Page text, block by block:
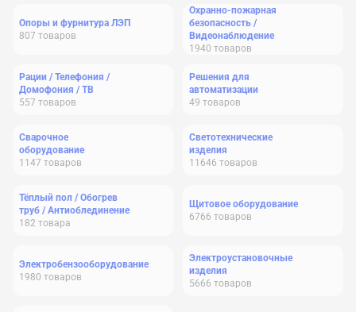
Опоры и фурнитура ЛЭП
807 товаров
Охранно-пожарная
безопасность /
Видеонаблюдение
1940 товаров
Рации / Телефония /
Домофония / ТВ
557 товаров
Решения для
автоматизации
49 товаров
Сварочное
оборудование
1147 товаров
Светотехнические
изделия
11646 товаров
Тёплый пол / Обогрев
труб / Антиоблединение
182 товара
Щитовое оборудование
6766 товаров
Электробензооборудование
1980 товаров
Электроустановочные
изделия
5666 товаров